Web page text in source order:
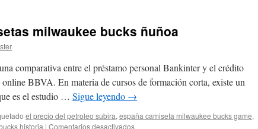
milwaukee bucks ñuñoa
comparativa entre el préstamo personal Bankinter y el crédito
BBVA. En materia de cursos de formación corta, existe un
es el estudio … Sigue leyendo →
el precio del petroleo subira, españa camiseta milwaukee bucks game,
historia | Comentarios desactivadosen